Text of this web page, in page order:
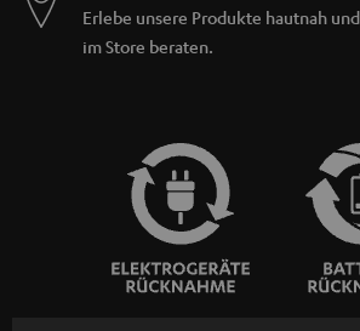
Erlebe unsere Produkte hautnah
im Store beraten.